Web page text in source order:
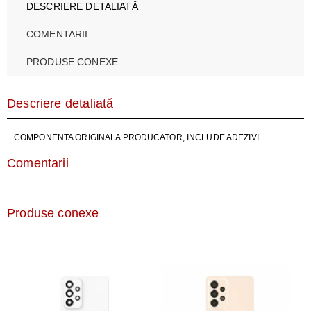
DESCRIERE DETALIATĂ
COMENTARII
PRODUSE CONEXE
Descriere detaliată
COMPONENTA ORIGINALA PRODUCATOR, INCLUDE ADEZIVI.
Comentarii
Produse conexe